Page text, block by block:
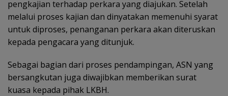
pengkajian terhadap perkara yang diajukan. Setelah
melalui proses kajian dan dinyatakan memenuhi syarat
untuk diproses, penanganan perkara akan diteruskan
kepada pengacara yang ditunjuk.
Sebagai bagian dari proses pendampingan, ASN yang
bersangkutan juga diwajibkan memberikan surat
kuasa kepada pihak LKBH.